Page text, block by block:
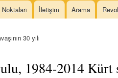
İletişim Arama
30 yılı
1984-2014 Kürt